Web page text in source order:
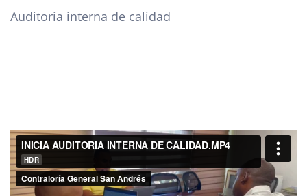
Auditoria interna de calidad